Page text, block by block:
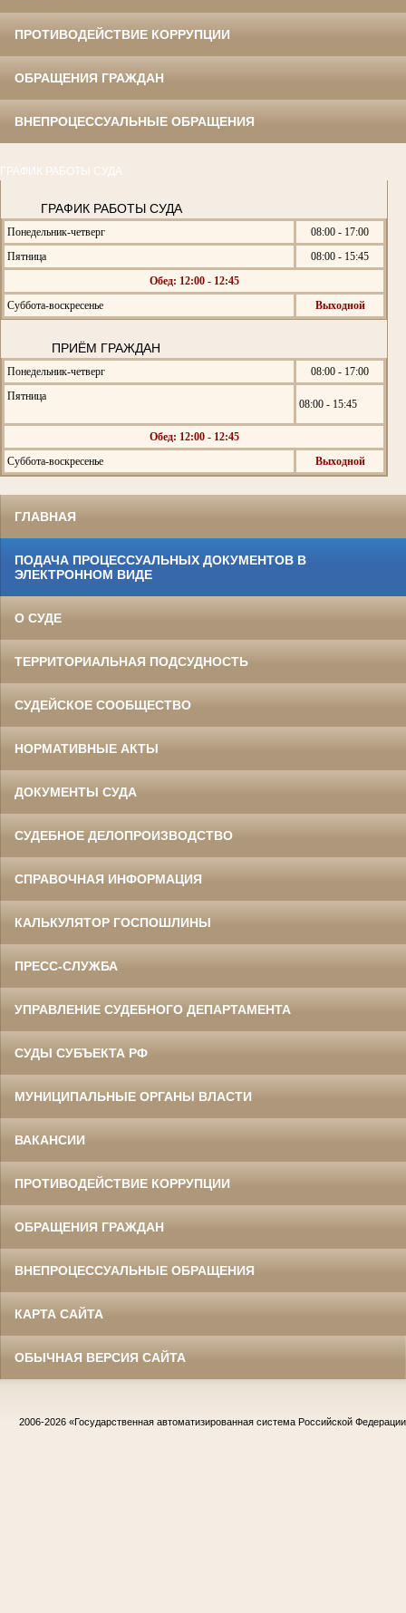
ПРОТИВОДЕЙСТВИЕ КОРРУПЦИИ
ОБРАЩЕНИЯ ГРАЖДАН
ВНЕПРОЦЕССУАЛЬНЫЕ ОБРАЩЕНИЯ
ГРАФИК РАБОТЫ СУДА
ГРАФИК РАБОТЫ СУДА
Понедельник-четверг
08:00 - 17:00
Пятница
08:00 - 15:45
Обед: 12:00 - 12:45
Суббота-воскресенье
Выходной
ПРИЁМ ГРАЖДАН
Понедельник-четверг
08:00 - 17:00
Пятница
08:00 - 15:45
Обед: 12:00 - 12:45
Суббота-воскресенье
Выходной
ГЛАВНАЯ
ПОДАЧА ПРОЦЕССУАЛЬНЫХ ДОКУМЕНТОВ В
ЭЛЕКТРОННОМ ВИДЕ
О СУДЕ
ТЕРРИТОРИАЛЬНАЯ ПОДСУДНОСТЬ
СУДЕЙСКОЕ СООБЩЕСТВО
НОРМАТИВНЫЕ АКТЫ
ДОКУМЕНТЫ СУДА
СУДЕБНОЕ ДЕЛОПРОИЗВОДСТВО
СПРАВОЧНАЯ ИНФОРМАЦИЯ
КАЛЬКУЛЯТОР ГОСПОШЛИНЫ
ПРЕСС-СЛУЖБА
УПРАВЛЕНИЕ СУДЕБНОГО ДЕПАРТАМЕНТА
СУДЫ СУБЪЕКТА РФ
МУНИЦИПАЛЬНЫЕ ОРГАНЫ ВЛАСТИ
ВАКАНСИИ
ПРОТИВОДЕЙСТВИЕ КОРРУПЦИИ
ОБРАЩЕНИЯ ГРАЖДАН
ВНЕПРОЦЕССУАЛЬНЫЕ ОБРАЩЕНИЯ
КАРТА САЙТА
ОБЫЧНАЯ ВЕРСИЯ САЙТА
2006-2026 «Государственная автоматизированная система Российской